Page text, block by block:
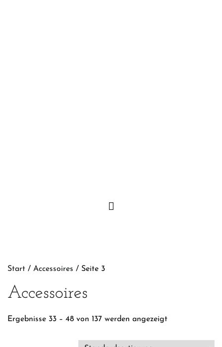
Start / Accessoires / Seite 3
Accessoires
Ergebnisse 33 – 48 von 137 werden angezeigt